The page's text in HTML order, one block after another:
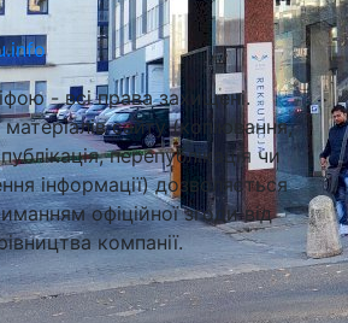
- всі права захищені.
матеріалів сайту (копіювання,
перепублікація чи
інформації) дозволяється
офіційної згоди від
компанії.